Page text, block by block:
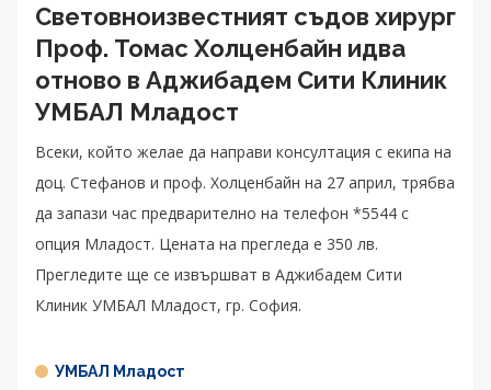
Световноизвестният съдов хирург
Проф. Томас Холценбайн идва
отново в Аджибадем Сити Клиник
УМБАЛ Младост
Всеки, който желае да направи консултация с екипа на
доц. Стефанов и проф. Холценбайн на 27 април, трябва
да запази час предварително на телефон *5544 с
опция Младост. Цената на прегледа е 350 лв.
Прегледите ще се извършват в Аджибадем Сити
Клиник УМБАЛ Младост, гр. София.
УМБАЛ Младост